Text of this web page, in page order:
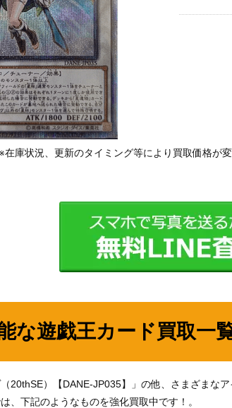
在庫状況、更新のタイミング等により買取価格が
な遊戯王カード買取一
（20thSE）【DANE-JP035】」の他、さまざまな
、下記のようなものを強化買取中です！。